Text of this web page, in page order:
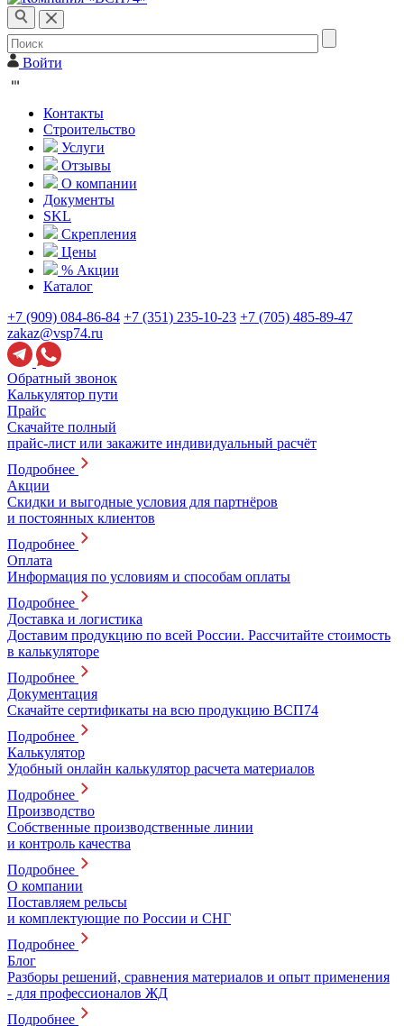
Войти
Контакты
Строительство
Услуги
Отзывы
О компании
Документы
SKL
Скрепления
Цены
% Акции
Каталог
+7 (909) 084-86-84 +7 (351) 235-10-23 +7 (705) 485-89-47
zakaz@vsp74.ru
Обратный звонок
Калькулятор пути
Прайс
Скачайте полный
прайс-лист или закажите индивидуальный расчёт
Подробнее
Акции
Скидки и выгодные условия для партнёров
и постоянных клиентов
Подробнее
Оплата
Информация по условиям и способам оплаты
Подробнее
Доставка и логистика
Доставим продукцию по всей России. Рассчитайте стоимость
в калькуляторе
Подробнее
Документация
Скачайте сертификаты на всю продукцию ВСП74
Подробнее
Калькулятор
Удобный онлайн калькулятор расчета материалов
Подробнее
Производство
Собственные производственные линии
и контроль качества
Подробнее
О компании
Поставляем рельсы
и комплектующие по России и СНГ
Подробнее
Блог
Разборы решений, сравнения материалов и опыт применения
- для профессионалов ЖД
Подробнее